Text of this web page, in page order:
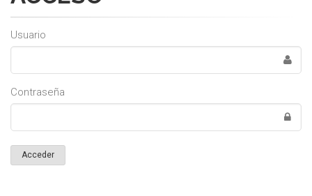
Usuario
Contraseña
Acceder